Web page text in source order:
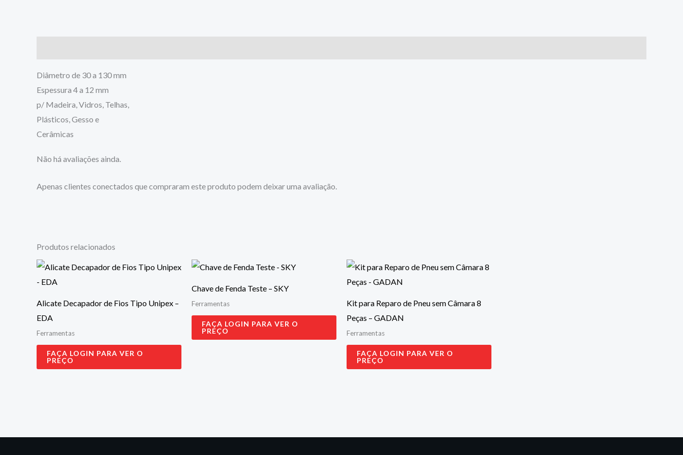
Diâmetro de 30 a 130 mm
Espessura 4 a 12 mm
p/ Madeira, Vidros, Telhas,
Plásticos, Gesso e
Cerâmicas
Não há avaliações ainda.
Apenas clientes conectados que compraram este produto podem deixar uma avaliação.
Produtos relacionados
Alicate Decapador de Fios Tipo Unipex –
EDA
Ferramentas
FAÇA LOGIN PARA VER O
PREÇO
Chave de Fenda Teste – SKY
Ferramentas
FAÇA LOGIN PARA VER O
PREÇO
Kit para Reparo de Pneu sem Câmara 8
Peças – GADAN
Ferramentas
FAÇA LOGIN PARA VER O
PREÇO